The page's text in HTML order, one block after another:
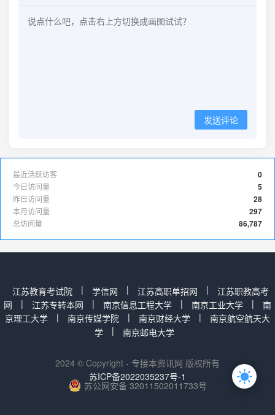
发送评论
0
最近活跃访客
5
今日访问量
28
昨日访问量
297
本月访问量
86,787
总访问量
江苏教育考试院 | 学信网 | 江苏高职单招网 |
江苏职教高考
网
| 江苏专转本网 | 南京信息工程大学 | 南京工业大学 |
南
京理工大学
| 南京传媒学院 | 南京财经大学 |
南京航空航天大
学
| 南京邮电大学
2024 © Copyright - 专接本资讯网 版权所有
苏ICP备2022035237号-1
苏公网安备 32011502011733号